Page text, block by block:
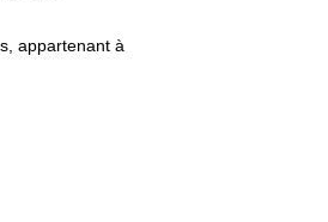
appartenant à